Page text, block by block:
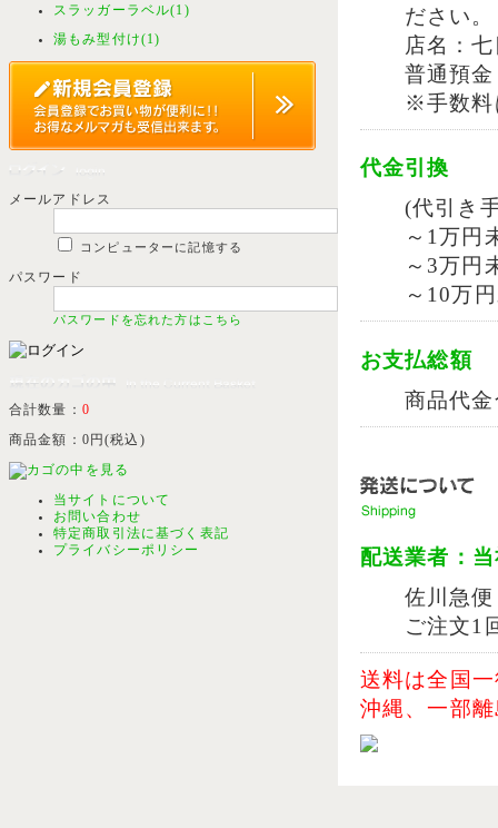
スラッガーラベル(1)
湯もみ型付け(1)
メールアドレス
コンピューターに記憶する
パスワード
パスワードを忘れた方はこちら
合計数量： 0
商品金額： 0円(税込)
当サイトについて
お問い合わせ
特定商取引法に基づく表記
プライバシーポリシー
ださい。
店名：
普通預
※手数料
代金引換
(代引き
～1万円
～3万円
～10万
お支払総額
商品代
配送業者：
佐川急
ご注文1
送料は全国
沖縄、一部